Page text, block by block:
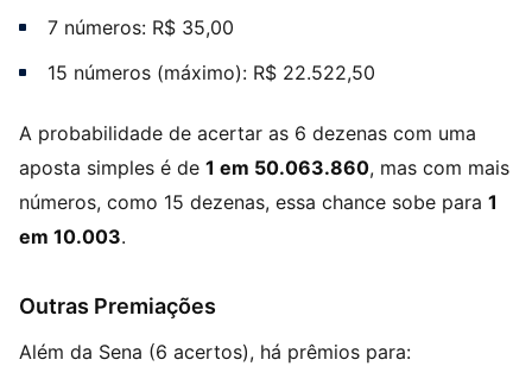
7 números: R$ 35,00
15 números (máximo): R$ 22.522,50
A probabilidade de acertar as 6 dezenas com uma
aposta simples é de 1 em 50.063.860, mas com mais
números, como 15 dezenas, essa chance sobe para 1
em 10.003.
Outras Premiações
Além da Sena (6 acertos), há prêmios para: